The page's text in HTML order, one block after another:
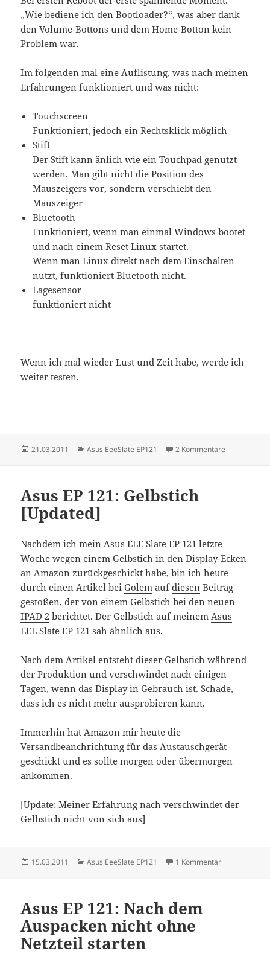
„Wie bediene ich den Bootloader?“, was aber dank
den Volume-Bottons und dem Home-Botton kein
Problem war.
Im folgenden mal eine Auflistung, was nach meinen
Erfahrungen funktioniert und was nicht:
Touchscreen
Funktioniert, jedoch ein Rechtsklick möglich
Stift
Der Stift kann änlich wie ein Touchpad genutzt
werden. Man gibt nicht die Position des
Mauszeigers vor, sondern verschiebt den
Mauszeiger
Bluetooth
Funktioniert, wenn man einmal Windows bootet
und nach einem Reset Linux startet.
Wenn man Linux direkt nach dem Einschalten
nutzt, funktioniert Bluetooth nicht.
Lagesensor
funktioniert nicht
Wenn ich mal wieder Lust und Zeit habe, werde ich
weiter testen.
Veröffentlicht
21.03.2011 Kategorien
Asus EeeSlate EP121 2 Kommentare
Asus EP 121: Gelbstich
[Updated]
Nachdem ich mein Asus EEE Slate EP 121 letzte
Woche wegen einem Gelbstich in den Display-Ecken
an Amazon zurückgeschickt habe, bin ich heute
durch einen Artikel beiGolem aufdiesen Beitrag
gestoßen, der von einem Gelbstich bei den neuen
IPAD 2 berichtet. Der Gelbstich auf meinem Asus
EEE Slate EP 121 sah ähnlich aus.
Nach dem Artikel entsteht dieser Gelbstich während
der Produktion und verschwindet nach einigen
Tagen, wenn das Display in Gebrauch ist. Schade,
dass ich es nicht mehr ausprobieren kann.
Immerhin hat Amazon mir heute die
Versandbeanchrichtung für das Austauschgerät
geschickt und es sollte morgen oder übermorgen
ankommen.
[Update: Meiner Erfahrung nach verschwindet der
Gelbstich nicht von sich aus]
Veröffentlicht
15.03.2011 Kategorien
Asus EeeSlate EP121 1 Kommentarzu Asus EP
Asus EP 121: Nach dem
Auspacken nicht ohne
Netzteil starten